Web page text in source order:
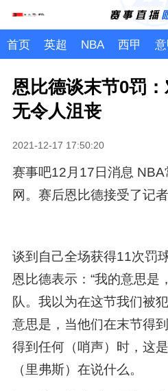
首页 英超 NBA 西甲 意
恩比德谈末节0罚
无令人沮丧
2021-12-17 17:50:20
赛事吧12月17日消息
网。赛后恩比德接受了记者
谈到自己全场获得11次罚
恩比德表示：“我的意思是
队。我以为在这节我们被
意思是，当他们在末节得
得到任何（哨声）时，这
（里弗斯）在说什么。